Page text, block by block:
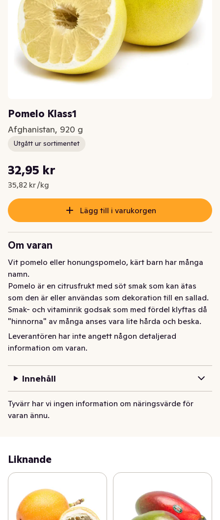
Pomelo Klass1
Afghanistan, 920 g
Utgått ur sortimentet
Nuvarande pris är: 32,95 kr
32,95 kr
35,82 kr /kg
Styckpris: 35,82 kr /kg
Lägg till i varukorgen
Om varan
Vit pomelo eller honungspomelo, kärt barn har många
namn.
Pomelo är en citrusfrukt med söt smak som kan ätas
som den är eller användas som dekoration till en sallad.
Smak- och vitaminrik godsak som med fördel klyftas då
"hinnorna" av många anses vara lite hårda och beska.
Lite kuriosa: Korsar man en Apelsin och en Pomelo får
man en Grapefrukt :-) Så Pomelo är alltså ingen
Nedan visas storleksjämförelse mellan (från vänster)
Grapefrukt, Ugli, Sweetie och Pomelo
Pomelo Klass1
Leverantören har inte angett någon detaljerad
information om varan.
Innehåll
Tyvärr har vi ingen information om näringsvärde för
varan ännu.
Liknande